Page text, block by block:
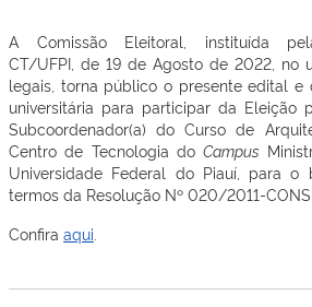
A Comissão Eleitoral, instituída
CT/UFPI, de 19 de Agosto de 2022, no
legais, torna público o presente edital e
universitária para participar da Eleição
Subcoordenador(a) do Curso de
Centro de Tecnologia do Campus
Universidade Federal do Piauí, para o
termos da Resolução Nº 020/2011-
Confira aqui